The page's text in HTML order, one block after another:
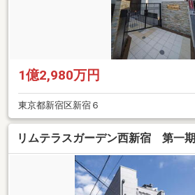
1億2,980万円
東京都新宿区新宿６
リムテラスガーデン西新宿 第一期